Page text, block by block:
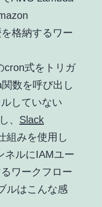
格納するワー
cron式をトリガ
数を呼び出し
していない
、 Slack
組みを使用し
ネルにIAMユー
ワークフロー
ルはこんな感